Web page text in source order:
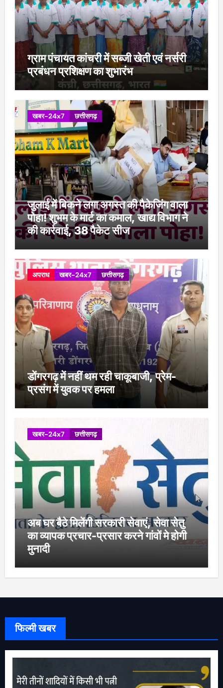
ग्राम पंचायत कांचरी में सब्जी खेती एवं नर्सरी
प्रबंधन प्रशिक्षण का शुभारंभ
खबर-24x7 छत्तीसगढ़
जुलाई में बिकने लगा अगस्त की पैकेजिंग वाला
पोहा! शुभम के मार्ट का कमाल, खाद्य विभाग ने
की कार्रवाई, 38 पैकेट सीज
अपराध खबर-24x7 छत्तीसगढ़
डोंगरगढ़ में नहीं थम रही चाकूबाजी, प्रेम-
प्रसंग में युवक पर हमला
खबर-24x7 छत्तीसगढ़
अब घर बैठे मिलेंगी सरकारी सेवाएं, सेवा सेतु
का व्यापक प्रचार-प्रसार करने गांवों मे होगी
मुनादी
फिल्मी खबर